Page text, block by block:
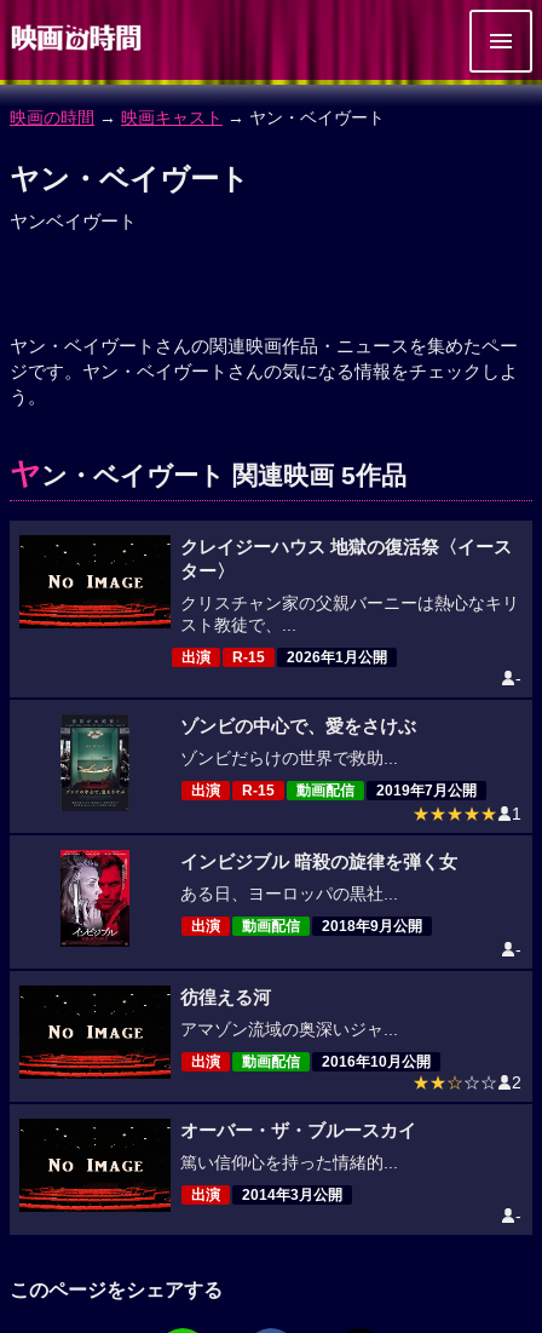
映画の時間 → 映画キャスト → ヤン・ベイヴート
ヤン・ベイヴート
ヤンベイヴート
ヤン・ベイヴートさんの関連映画作品・ニュースを集めたペー
ジです。ヤン・ベイヴートさんの気になる情報をチェックしよ
う。
ヤン・ベイヴート 関連映画 5作品
クレイジーハウス 地獄の復活祭〈イース
ター〉
クリスチャン家の父親バーニーは熱心なキリ
スト教徒で、...
出演 R-15 2026年1月公開
-
ゾンビの中心で、愛をさけぶ
ゾンビだらけの世界で救助...
出演 R-15 動画配信 2019年7月公開
★★★★★ 1
インビジブル 暗殺の旋律を弾く女
ある日、ヨーロッパの黒社...
出演 動画配信 2018年9月公開
-
彷徨える河
アマゾン流域の奥深いジャ...
出演 動画配信 2016年10月公開
★★☆☆☆ 2
オーバー・ザ・ブルースカイ
篤い信仰心を持った情緒的...
出演 2014年3月公開
-
このページをシェアする